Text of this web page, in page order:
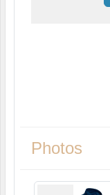
Photos